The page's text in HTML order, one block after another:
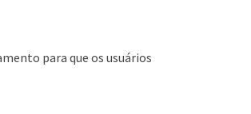
para que os usuários